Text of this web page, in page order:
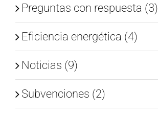
Preguntas con respuesta (3)
Eficiencia energética (4)
Noticias (9)
Subvenciones (2)